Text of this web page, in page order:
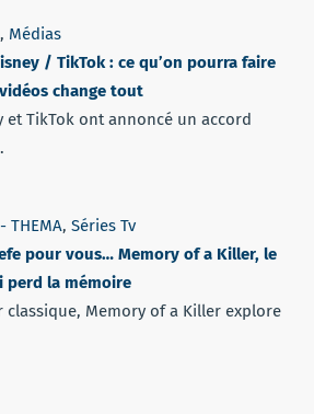
, Médias
/ TikTok : ce qu’on pourra faire
change tout
et TikTok ont annoncé un accord
THEMA, Séries Tv
pour vous… Memory of a Killer, le
perd la mémoire
classique, Memory of a Killer explore